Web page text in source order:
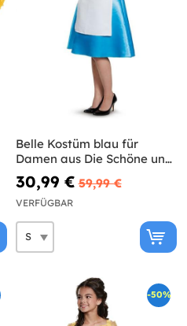
Belle Kostüm blau für
Damen aus Die Schöne und
das Biest
30,99 € 59,99 €
VERFÜGBAR
-50%